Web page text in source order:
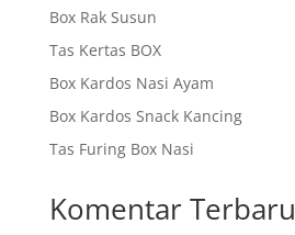
Box Rak Susun
Tas Kertas BOX
Box Kardos Nasi Ayam
Box Kardos Snack Kancing
Tas Furing Box Nasi
Komentar Terbaru